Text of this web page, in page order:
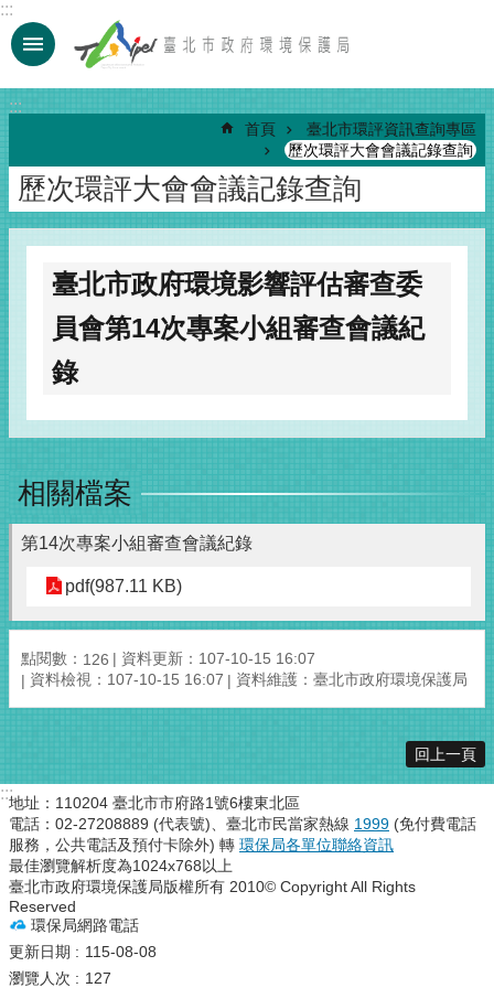
跳到主要內容區塊
:::
:::
首頁
臺北市環評資訊查詢專區
歷次環評大會會議記錄查詢
歷次環評大會會議記錄查詢
臺北市政府環境影響評估審查委
員會第14次專案小組審查會議紀
錄
相關檔案
第14次專案小組審查會議紀錄
pdf(987.11 KB)
點閱數： 126
資料更新：107-10-15 16:07
資料檢視：107-10-15 16:07
資料維護：臺北市政府環境保護局
回上一頁
:::地址：110204 臺北市市府路1號6樓東北區
電話：02-27208889 (代表號)、臺北市民當家熱線 1999 (免付費電話
服務，公共電話及預付卡除外) 轉 環保局各單位聯絡資訊
最佳瀏覽解析度為1024x768以上
臺北市政府環境保護局版權所有 2010© Copyright All Rights
Reserved
環保局網路電話
更新日期
115-08-08
瀏覽人次
127